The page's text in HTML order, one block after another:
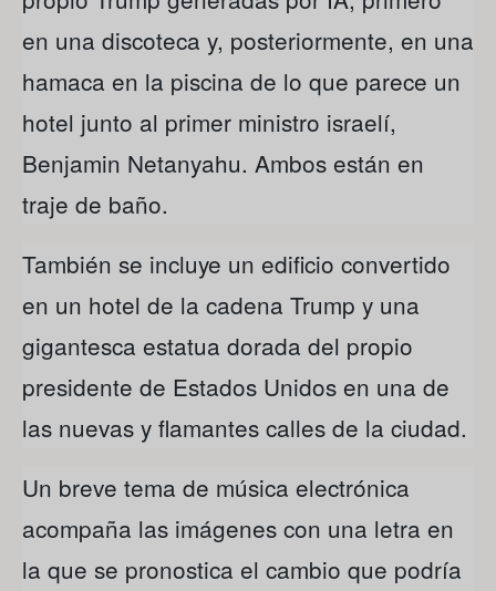
en una discoteca y, posteriormente, en una
hamaca en la piscina de lo que parece un
hotel junto al primer ministro israelí,
Benjamin Netanyahu. Ambos están en
traje de baño.
También se incluye un edificio convertido
en un hotel de la cadena Trump y una
gigantesca estatua dorada del propio
presidente de Estados Unidos en una de
las nuevas y flamantes calles de la ciudad.
Un breve tema de música electrónica
acompaña las imágenes con una letra en
la que se pronostica el cambio que podría